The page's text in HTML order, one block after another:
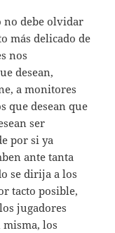
no debe olvidar
más delicado de
nos
desean,
a monitores
que desean que
ser
por si ya
ante tanta
se dirija a los
tacto posible,
jugadores
los